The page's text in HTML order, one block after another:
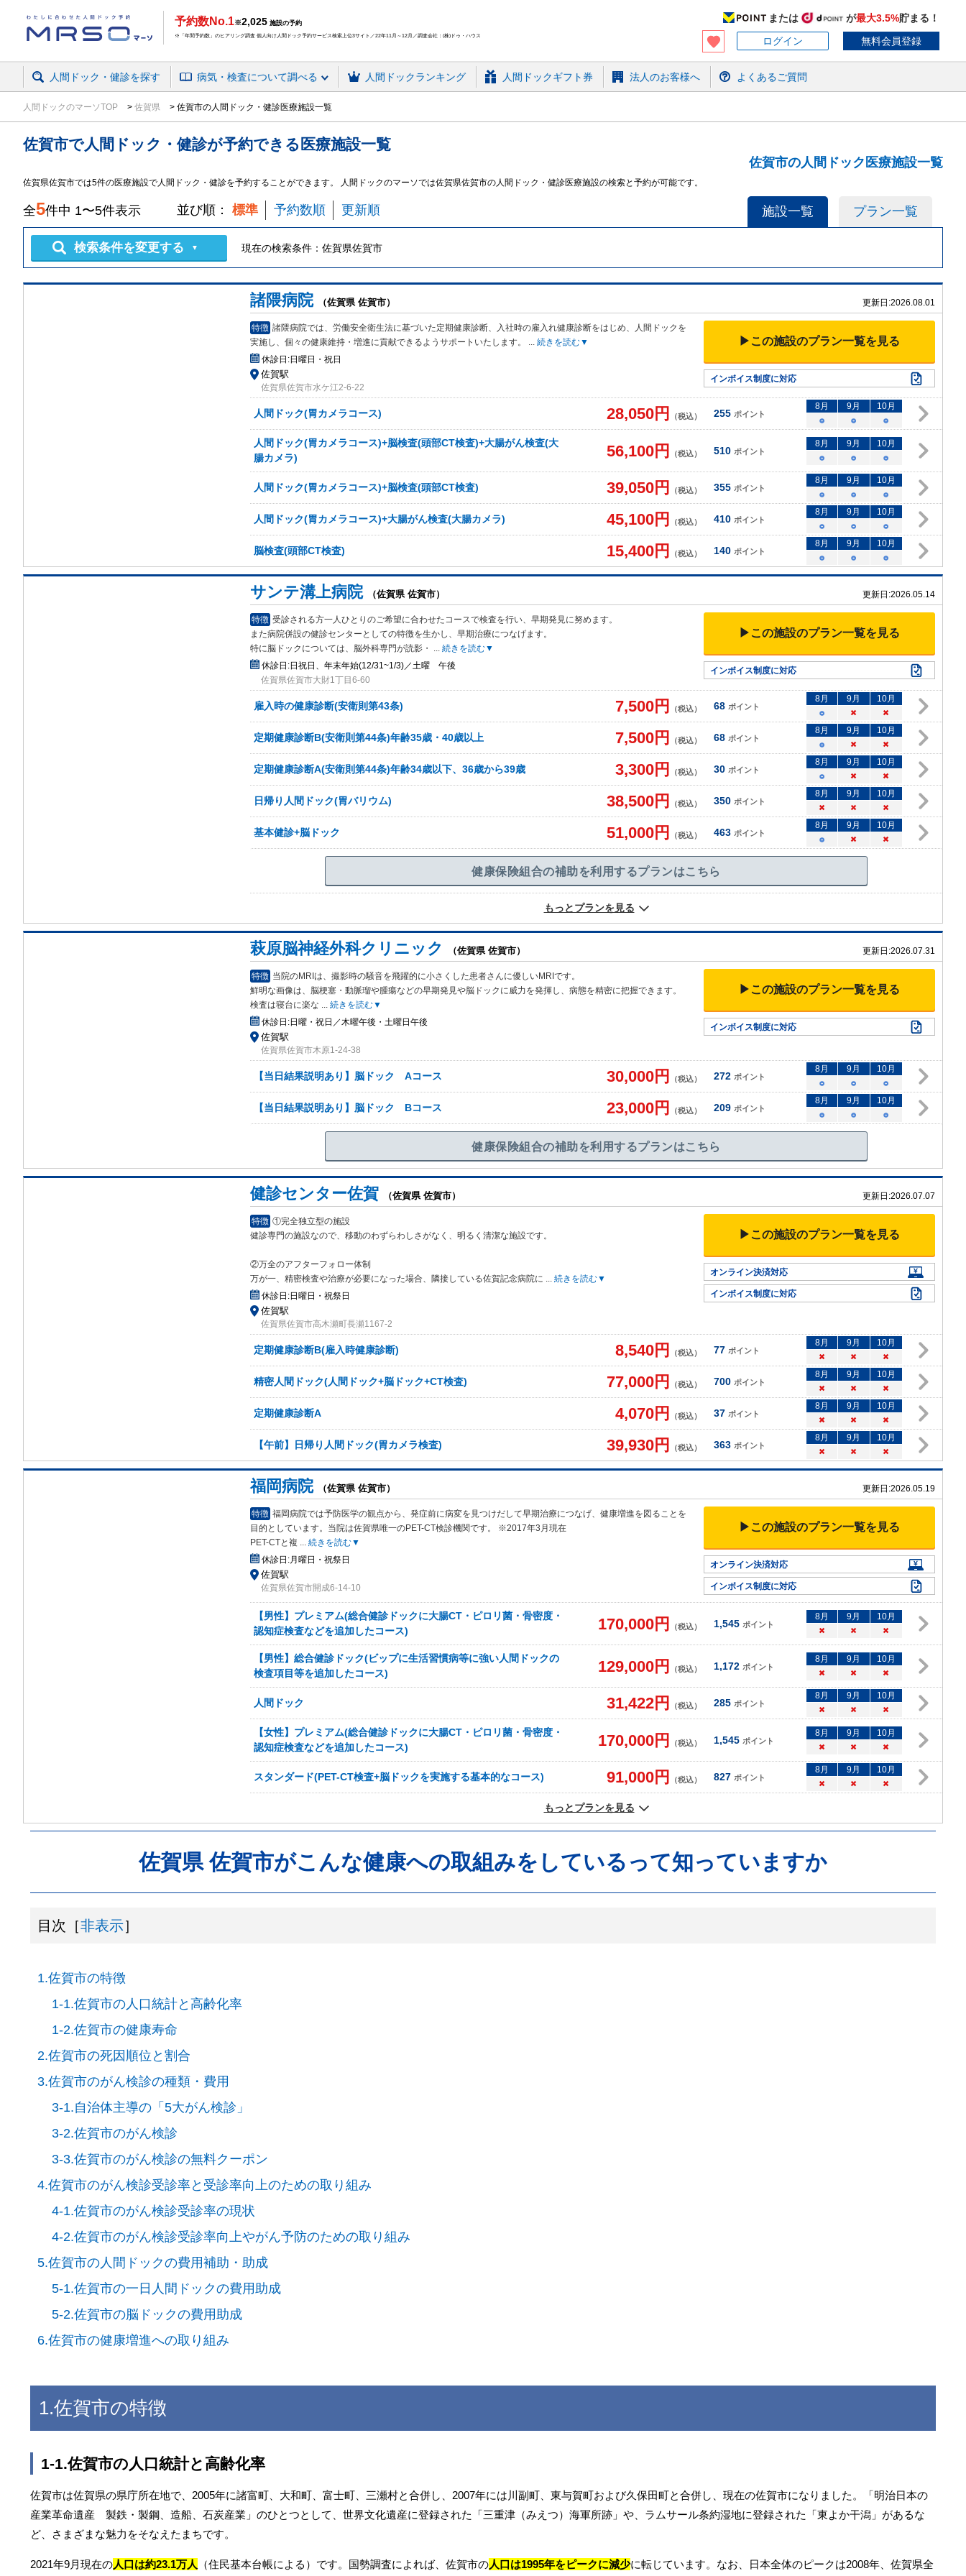
予約数No.1※2,025 施設の予約
※「年間予約数」のヒアリング調査 個人向け人間ドック予約サービス検索上位3サイト／22年11月～12月／調査会社：(株)ドゥ・ハウス
または が最大3.5%貯まる！
ログイン
無料会員登録
人間ドック・健診を探す 病気・検査について調べる 人間ドックランキング 人間ドックギフト券 法人のお客様へ よくあるご質問
人間ドックのマーソTOP 佐賀県 佐賀市の人間ドック・健診医療施設一覧
佐賀市で人間ドック・健診が予約できる 医療施設一覧
佐賀市の人間ドック医療施設一覧
佐賀県佐賀市では5件の医療施設で人間ドック・健診を予約することができます。 人間ドックのマーソでは佐賀県佐賀市の人間ドック・健診医療施設の検索と予約が可能です。
施設一覧 プラン一覧
全5件中 1〜5件表示 並び順： 標準 予約数順 更新順
検索条件を変更する ▼ 現在の検索条件： 佐賀県佐賀市
諸隈病院 （佐賀県 佐賀市） 更新日:2026.08.01
特徴 諸隈病院では、労働安全衛生法に基づいた定期健康診断、入社時の雇入れ健康診断をはじめ、人間ドックを
実施し、個々の健康維持・増進に貢献できるようサポートいたします。 ... 続きを読む▼
休診日:日曜日・祝日
佐賀駅
佐賀県佐賀市水ケ江2-6-22
▶この施設のプラン一覧を見る
インボイス制度に対応
人間ドック(胃カメラコース) 28,050円 （税込） 255 ポイント
8月 9月 10月
○
○ ○
人間ドック(胃カメラコース)+脳検査(頭部CT検査)+大腸がん検査(大
腸カメラ)
56,100円 （税込） 510 ポイント
8月 9月 10月
○
○ ○
人間ドック(胃カメラコース)+脳検査(頭部CT検査) 39,050円 （税込） 355 ポイント
8月 9月 10月
○
○ ○
人間ドック(胃カメラコース)+大腸がん検査(大腸カメラ) 45,100円 （税込） 410 ポイント
8月 9月 10月
○
○ ○
脳検査(頭部CT検査) 15,400円 （税込） 140 ポイント
8月 9月 10月
○
○ ○
サンテ溝上病院 （佐賀県 佐賀市） 更新日:2026.05.14
特徴 受診される方一人ひとりのご希望に合わせたコースで検査を行い、早期発見に努めます。
また病院併設の健診センターとしての特徴を生かし、早期治療につなげます。
特に脳ドックについては、脳外科専門が読影・
... 続きを読む▼
休診日:日祝日、年末年始(12/31~1/3)／土曜 午後
佐賀県佐賀市大財1丁目6-60
▶この施設のプラン一覧を見る
インボイス制度に対応
雇入時の健康診断(安衛則第43条) 7,500円 （税込） 68 ポイント
8月 9月 10月
○
× ×
定期健康診断B(安衛則第44条)年齢35歳・40歳以上 7,500円 （税込） 68 ポイント
8月 9月 10月
○
× ×
定期健康診断A(安衛則第44条)年齢34歳以下、36歳から39歳 3,300円 （税込） 30 ポイント
8月 9月 10月
○
× ×
日帰り人間ドック(胃バリウム) 38,500円 （税込） 350 ポイント
8月 9月 10月
×
× ×
基本健診+脳ドック 51,000円 （税込） 463 ポイント
8月 9月 10月
○
× ×
健康保険組合の補助を利用するプランはこちら
もっとプランを見る
萩原脳神経外科クリニック （佐賀県 佐賀市） 更新日:2026.07.31
特徴 当院のMRIは、撮影時の騒音を飛躍的に小さくした患者さんに優しいMRIです。
鮮明な画像は、脳梗塞 ・動脈瑠や腫瘍などの早期発見や脳ドックに威力を発揮し、病態を精密に把握できます。
検査は寝台に楽な ... 続きを読む▼
休診日:日曜・祝日／木曜午後・土曜日午後
佐賀駅
佐賀県佐賀市木原1-24-38
▶この施設のプラン一覧を見る
インボイス制度に対応
【当日結果説明あり】脳ドック Aコース 30,000円 （税込） 272 ポイント
8月 9月 10月
○
○ ○
【当日結果説明あり】脳ドック Bコース 23,000円 （税込） 209 ポイント
8月 9月 10月
○
○ ○
健康保険組合の補助を利用するプランはこちら
健診センター佐賀 （佐賀県 佐賀市） 更新日:2026.07.07
特徴 ①完全独立型の施設
健診専門の施設なので、移動のわずらわしさがなく、明るく清潔な施設です。
②万全のアフターフォロー体制
万が一、精密検査や治療が必要になった場合、隣接している佐賀記念病院に ... 続きを読む▼
休診日:日曜日・祝祭日
佐賀駅
佐賀県佐賀市高木瀬町長瀬1167-2
▶この施設のプラン一覧を見る
オンライン決済対応
インボイス制度に対応
定期健康診断B(雇入時健康診断) 8,540円 （税込） 77 ポイント
8月 9月 10月
×
× ×
精密人間ドック(人間ドック+脳ドック+CT検査) 77,000円 （税込） 700 ポイント
8月 9月 10月
×
× ×
定期健康診断A 4,070円 （税込） 37 ポイント
8月 9月 10月
×
× ×
【午前】日帰り人間ドック(胃カメラ検査) 39,930円 （税込） 363 ポイント
8月 9月 10月
×
× ×
福岡病院 （佐賀県 佐賀市） 更新日:2026.05.19
特徴 福岡病院では予防医学の観点から、発症前に病変を見つけだして早期治療につなげ、健康増進を図ることを
目的 としています。当院は佐賀県唯一のPET-CT検診機関です。 ※2017年3月現在
PET-CTと複 ... 続きを読む▼
休診日:月曜日・祝祭日
佐賀駅
佐賀県佐賀市開成6-14-10
▶この施設のプラン一覧を見る
オンライン決済対応
インボイス制度に対応
【男性】プレミアム(総合健診ドックに大腸CT・ピロリ菌・骨密度・
認知症検査などを追加したコース)
170,000円 （税込） 1,545 ポイント
8月 9月 10月
×
× ×
【男性】総合健診ドック(ビップに生活習慣病等に強い人間ドックの
検査項目等を追加したコース)
129,000円 （税込） 1,172 ポイント
8月 9月 10月
×
× ×
人間ドック 31,422円 （税込） 285 ポイント
8月 9月 10月
×
× ×
【女性】プレミアム(総合健診ドックに大腸CT・ピロリ菌・骨密度・
認知症検査などを追加したコース)
170,000円 （税込） 1,545 ポイント
8月 9月 10月
×
× ×
スタンダード(PET-CT検査+脳ドックを実施する基本的なコース) 91,000円 （税込） 827 ポイント
8月 9月 10月
×
× ×
もっとプランを見る
佐賀県 佐賀市がこんな健康への取組みをしているって知っていますか
目次［非表示］
1.佐賀市の特徴
1-1.佐賀市の人口統計と高齢化率
1-2.佐賀市の健康寿命
2.佐賀市の死因順位と割合
3.佐賀市のがん検診の種類・費用
3-1.自治体主導の「5大がん検診」
3-2.佐賀市のがん検診
3-3.佐賀市のがん検診の無料クーポン
4.佐賀市のがん検診受診率と受診率向上のための取り組み
4-1.佐賀市のがん検診受診率の現状
4-2.佐賀市のがん検診受診率向上やがん予防のための取り組み
5.佐賀市の人間ドックの費用補助・助成
5-1.佐賀市の一日人間ドックの費用助成
5-2.佐賀市の脳ドックの費用助成
6.佐賀市の健康増進への取り組み
1.佐賀市の特徴
1-1.佐賀市の人口統計と高齢化率
佐賀市は佐賀県の県庁所在地で、2005年に諸富町、大和町、富士町、三瀬村と合併し、2007年には川副町、東与賀町および久保田町と合併し、現在の佐賀市になりました。「明治日本の
産業革命遺産 製鉄・製鋼、造船、石炭産業」のひとつとして、世界文化遺産に登録された「三重津（みえつ）海軍所跡」や、ラムサール条約湿地に登録された「東よか干潟」があるな
ど、さまざまな魅力をそなえたまちです。
2021年9月現在の人口は約23.1万人 （住民基本台帳による）です。国勢調査によれば、佐賀市の人口は1995年をピークに減少に転じています。なお、日本全体のピークは2008年、佐賀県全